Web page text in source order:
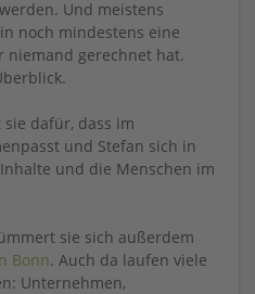
Und meistens
noch mindestens eine
niemand gerechnet hat.
dafür, dass im
und Stefan sich in
und die Menschen im
sie sich außerdem
Bonn. Auch da laufen viele
Unternehmen,